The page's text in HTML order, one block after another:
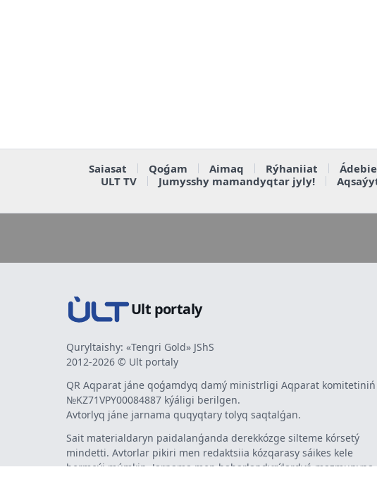
Saiasat Qoǵam Aimaq Rýhaniiat
ULT TV
Jumysshy mamandyqtar jyly!
Ult portaly
Quryltaishy: «Tengri Gold» JShS
2012-2026 © Ult portaly
QR Aqparat jáne qoǵamdyq damý ministrligi Aqparat komitetiniń
№KZ71VPY00084887 kýáligi berilgen.
Avtorlyq jáne jarnama quqyqtary tolyq saqtalǵan.
Sait materialdaryn paidalanǵanda derekkózge silteme kórsetý
mindetti. Avtorlar pikiri men redaktsiia kózqarasy sáikes kele
bermeýi múmkin. Jarnama men habarlandyrýlardyń mazmunyna